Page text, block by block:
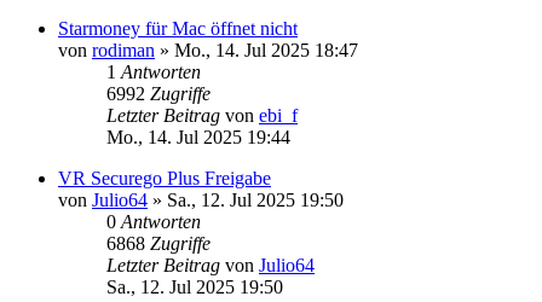
Starmoney für Mac öffnet nicht
von rodiman » Mo., 14. Jul 2025 18:47
1 Antworten
6992 Zugriffe
Letzter Beitrag von ebi_f
Mo., 14. Jul 2025 19:44
VR Securego Plus Freigabe
von Julio64 » Sa., 12. Jul 2025 19:50
0 Antworten
6868 Zugriffe
Letzter Beitrag von Julio64
Sa., 12. Jul 2025 19:50